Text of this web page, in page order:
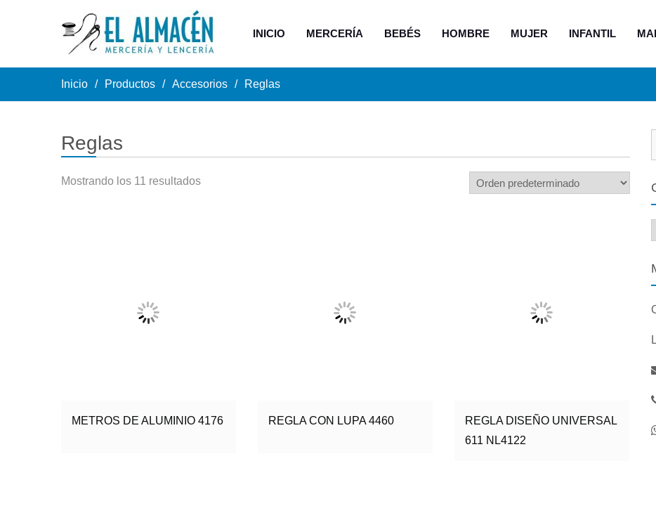
INICIO MERCERÍA BEBÉS HOMBRE MUJER INFANTIL
Inicio Productos Accesorios Reglas
Reglas
Mostrando los 11 resultados
METROS DE ALUMINIO 4176 REGLA CON LUPA 4460
REGLA DISEÑO UNIVERSAL
611 NL4122